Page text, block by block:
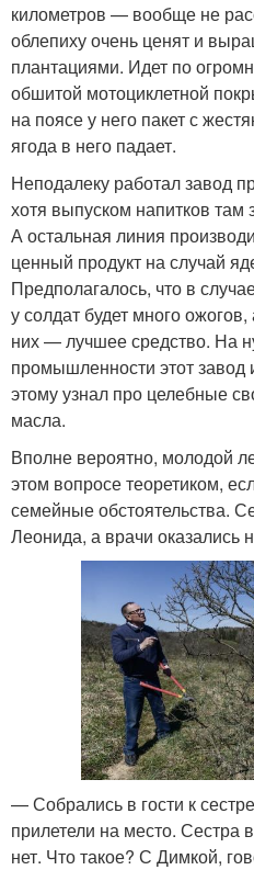
километров — вообще не
облепиху очень ценят и
плантациями. Идет по
обшитой мотоциклетной
на поясе у него пакет с
ягода в него падает.
Неподалеку работал завод
хотя выпуском напитков там
А остальная линия
ценный продукт на случай
Предполагалось, что в
у солдат будет много
них — лучшее средство. На
промышленности этот завод
этому узнал про целебные
масла.
Вполне вероятно, молодой
этом вопросе теоретиком,
семейные обстоятельства.
Леонида, а врачи оказались
— Собрались в гости к
прилетели на место. Сестра
нет. Что такое? С Димкой,